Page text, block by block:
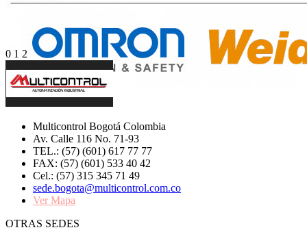
0 1 2
Multicontrol Bogotá Colombia
Av. Calle 116 No. 71-93
TEL.: (57) (601) 617 77 77
FAX: (57) (601) 533 40 42
Cel.: (57) 315 345 71 49
sede.bogota@multicontrol.com.co
Ver Mapa
OTRAS SEDES